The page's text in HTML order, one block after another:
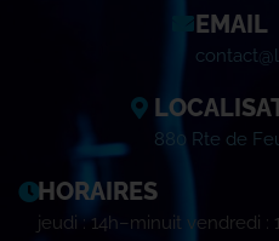
EMAIL
880 Rte de
HORAIRES
jeudi : 14h–minuit vendredi :